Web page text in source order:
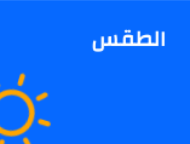
الطقس